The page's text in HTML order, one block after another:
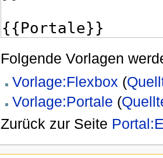
Folgende Vorlagen
Vorlage:Flexbox (
Vorlage:Portale (
Zurück zur Seite